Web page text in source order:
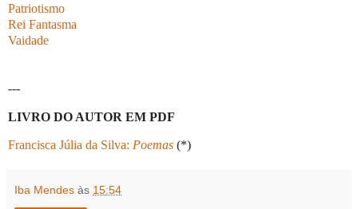
Patriotismo
Rei Fantasma
Vaidade
---
LIVRO DO AUTOR EM PDF
Francisca Júlia da Silva: Poemas (*)
Iba Mendes às 15:54